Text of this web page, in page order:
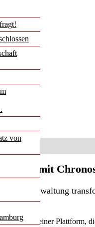
von
mit
Verwaltung
einer Plattform,